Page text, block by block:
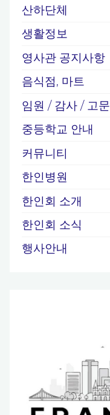
산하단체
생활정보
영사관 공지사항
음식점, 마트
임원 / 감사 / 고문
중등학교 안내
커뮤니티
한인병원
한인회 소개
한인회 소식
행사안내